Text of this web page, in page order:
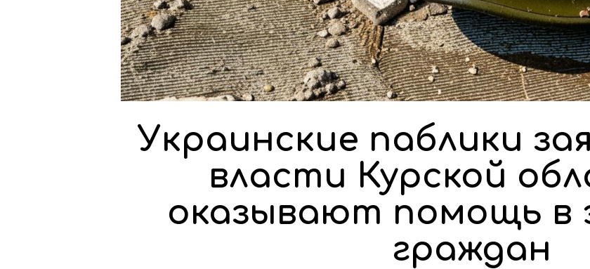
Украинские паблики
власти Курской
оказывают помощь в
граждан